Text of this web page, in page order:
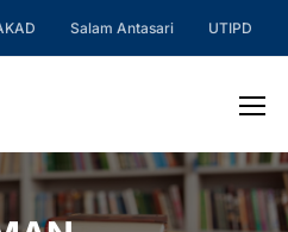
Salam Antasari UTIPD